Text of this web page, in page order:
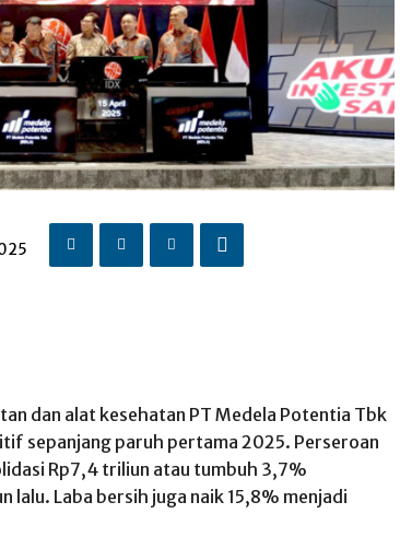
dan alat kesehatan PT Medela Potentia Tbk
sepanjang paruh pertama 2025. Perseroan
Rp7,4 triliun atau tumbuh 3,7%
lalu. Laba bersih juga naik 15,8% menjadi